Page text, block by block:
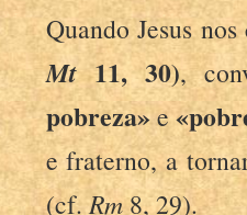
Quando Jesus
Mt 11, 30),
pobreza»e
e fraterno, a
(cf.Rm8, 29).